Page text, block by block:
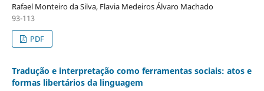
Rafael Monteiro da Silva, Flavia Medeiros Álvaro Machado
93-113
PDF
Tradução e interpretação como ferramentas sociais: atos e
formas libertários da linguagem